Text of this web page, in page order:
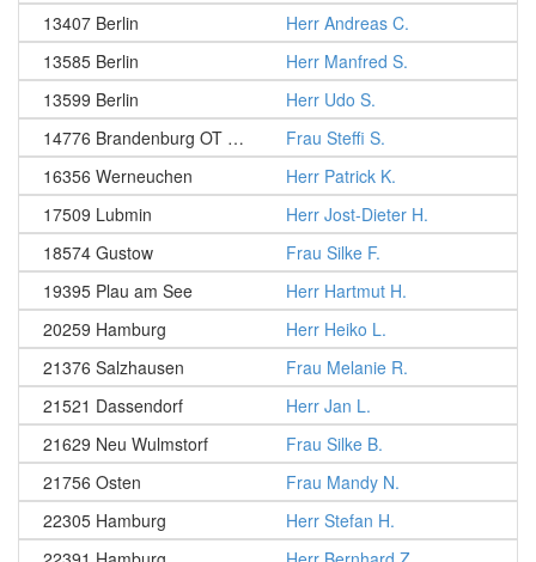
13407 Berlin
Herr Andreas C.
13585 Berlin
Herr Manfred S.
13599 Berlin
Herr Udo S.
14776 Brandenburg OT Gollwitz
Frau Steffi S.
16356 Werneuchen
Herr Patrick K.
17509 Lubmin
Herr Jost-Dieter H.
18574 Gustow
Frau Silke F.
19395 Plau am See
Herr Hartmut H.
20259 Hamburg
Herr Heiko L.
21376 Salzhausen
Frau Melanie R.
21521 Dassendorf
Herr Jan L.
21629 Neu Wulmstorf
Frau Silke B.
21756 Osten
Frau Mandy N.
22305 Hamburg
Herr Stefan H.